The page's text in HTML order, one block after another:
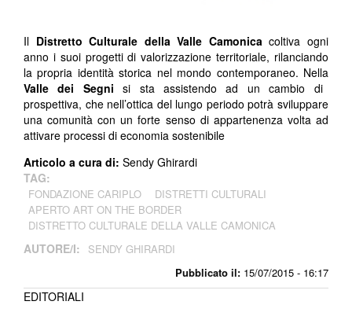
Pubblicato il: 15/07/2015 - 16:17
Il Distretto Culturale della Valle Camonicacoltiva ogni
anno i suoi progetti di valorizzazione territoriale, rilanciando
la propria identità storica nel mondo contemporaneo. Nella
Valle dei Segnisi sta assistendo ad un cambio di
prospettiva, che nell’ottica del lungo periodo potrà sviluppare
una comunità con un forte senso di appartenenza volta ad
attivare processi di economia sostenibile
Articolo a cura di: Sendy Ghirardi
TAG:
FONDAZIONE CARIPLO
DISTRETTI CULTURALI
APERTO ART ON THE BORDER
DISTRETTO CULTURALE DELLA VALLE CAMONICA
AUTORE/I: SENDY GHIRARDI
EDITORIALI